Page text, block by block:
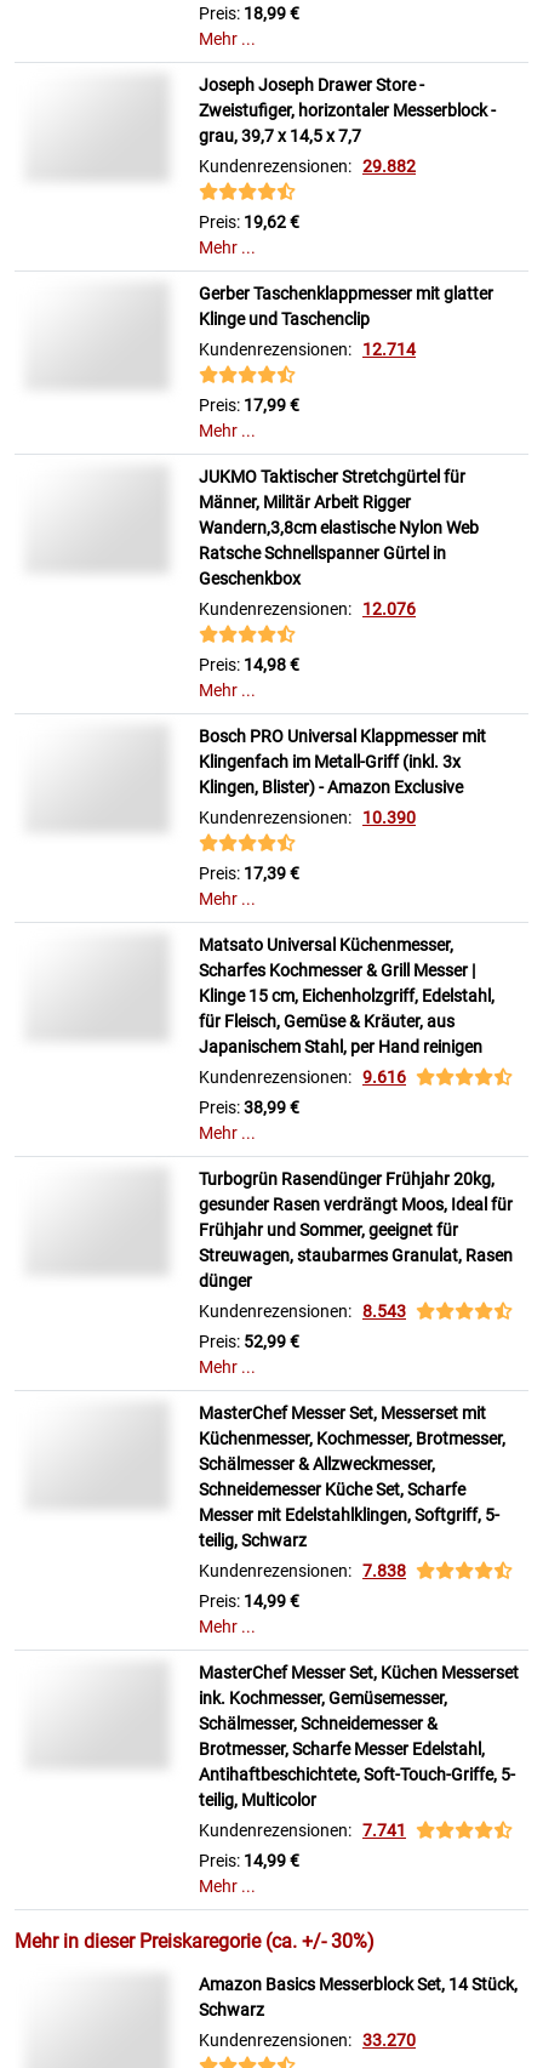
Preis: 18,99 €
Mehr ...
Joseph Joseph Drawer Store -
Zweistufiger, horizontaler Messerblock -
grau, 39,7 x 14,5 x 7,7
Kundenrezensionen: 29.882
Preis: 19,62 €
Mehr ...
Gerber Taschenklappmesser mit glatter
Klinge und Taschenclip
Kundenrezensionen: 12.714
Preis: 17,99 €
Mehr ...
JUKMO Taktischer Stretchgürtel für
Männer, Militär Arbeit Rigger
Wandern,3,8cm elastische Nylon Web
Ratsche Schnellspanner Gürtel in
Geschenkbox
Kundenrezensionen: 12.076
Preis: 14,98 €
Mehr ...
Bosch PRO Universal Klappmesser mit
Klingenfach im Metall-Griff (inkl. 3x
Klingen, Blister) - Amazon Exclusive
Kundenrezensionen: 10.390
Preis: 17,39 €
Mehr ...
Matsato Universal Küchenmesser,
Scharfes Kochmesser & Grill Messer |
Klinge 15 cm, Eichenholzgriff, Edelstahl,
für Fleisch, Gemüse & Kräuter, aus
Japanischem Stahl, per Hand reinigen
Kundenrezensionen: 9.616
Preis:38,99 €
Mehr ...
Turbogrün Rasendünger Frühjahr 20kg,
gesunder Rasen verdrängt Moos, Ideal für
Frühjahr und Sommer, geeignet für
Streuwagen, staubarmes Granulat, Rasen
dünger
Kundenrezensionen: 8.543
Preis: 52,99 €
Mehr ...
MasterChef Messer Set, Messerset mit
Küchenmesser, Kochmesser, Brotmesser,
Schälmesser & Allzweckmesser,
Schneidemesser Küche Set, Scharfe
Messer mit Edelstahlklingen, Softgriff, 5-
teilig, Schwarz
Kundenrezensionen: 7.838
Preis: 14,99 €
Mehr ...
MasterChef Messer Set, Küchen Messerset
ink. Kochmesser, Gemüsemesser,
Schälmesser, Schneidemesser &
Brotmesser, Scharfe Messer Edelstahl,
Antihaftbeschichtete, Soft-Touch-Griffe, 5-
teilig, Multicolor
Kundenrezensionen: 7.741
Preis: 14,99 €
Mehr ...
Mehr in dieser Preiskaregorie (ca. +/- 30%)
Amazon Basics Messerblock Set, 14 Stück,
Schwarz
Kundenrezensionen: 33.270